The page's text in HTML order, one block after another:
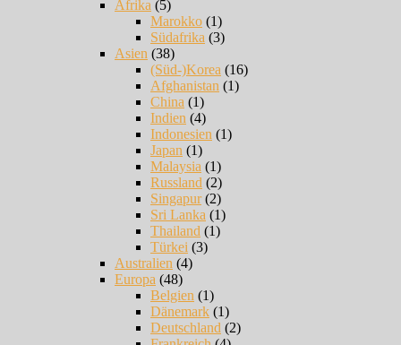
Afrika (5)
Marokko (1)
Südafrika (3)
Asien (38)
(Süd-)Korea (16)
Afghanistan (1)
China (1)
Indien (4)
Indonesien (1)
Japan (1)
Malaysia (1)
Russland (2)
Singapur(2)
Sri Lanka (1)
Thailand (1)
Türkei (3)
Australien (4)
Europa (48)
Belgien (1)
Dänemark (1)
Deutschland (2)